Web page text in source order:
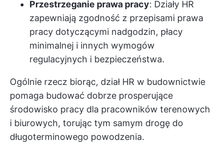
Przestrzeganie prawa pracy: Działy HR
zapewniają zgodność z przepisami prawa
pracy dotyczącymi nadgodzin, płacy
minimalnej i innych wymogów
regulacyjnych i bezpieczeństwa.
Ogólnie rzecz biorąc, dział HR w budownictwie
pomaga budować dobrze prosperujące
środowisko pracy dla pracowników terenowych
i biurowych, torując tym samym drogę do
długoterminowego powodzenia.